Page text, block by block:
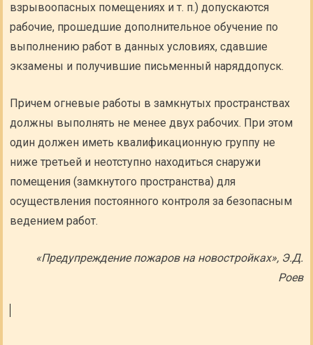
взрывоопасных помещениях и т. п.) допускаются
рабочие, прошедшие дополнительное обучение по
выполнению работ в данных условиях, сдавшие
экзамены и получившие письменный наряддопуск.
Причем огневые работы в замкнутых пространствах
должны выполнять не менее двух рабочих. При этом
один должен иметь квалификационную группу не
ниже третьей и неотступно находиться снаружи
помещения (замкнутого пространства) для
осуществления постоянного контроля за безопасным
ведением работ.
«Предупреждение пожаров на новостройках», Э.Д.
Роев